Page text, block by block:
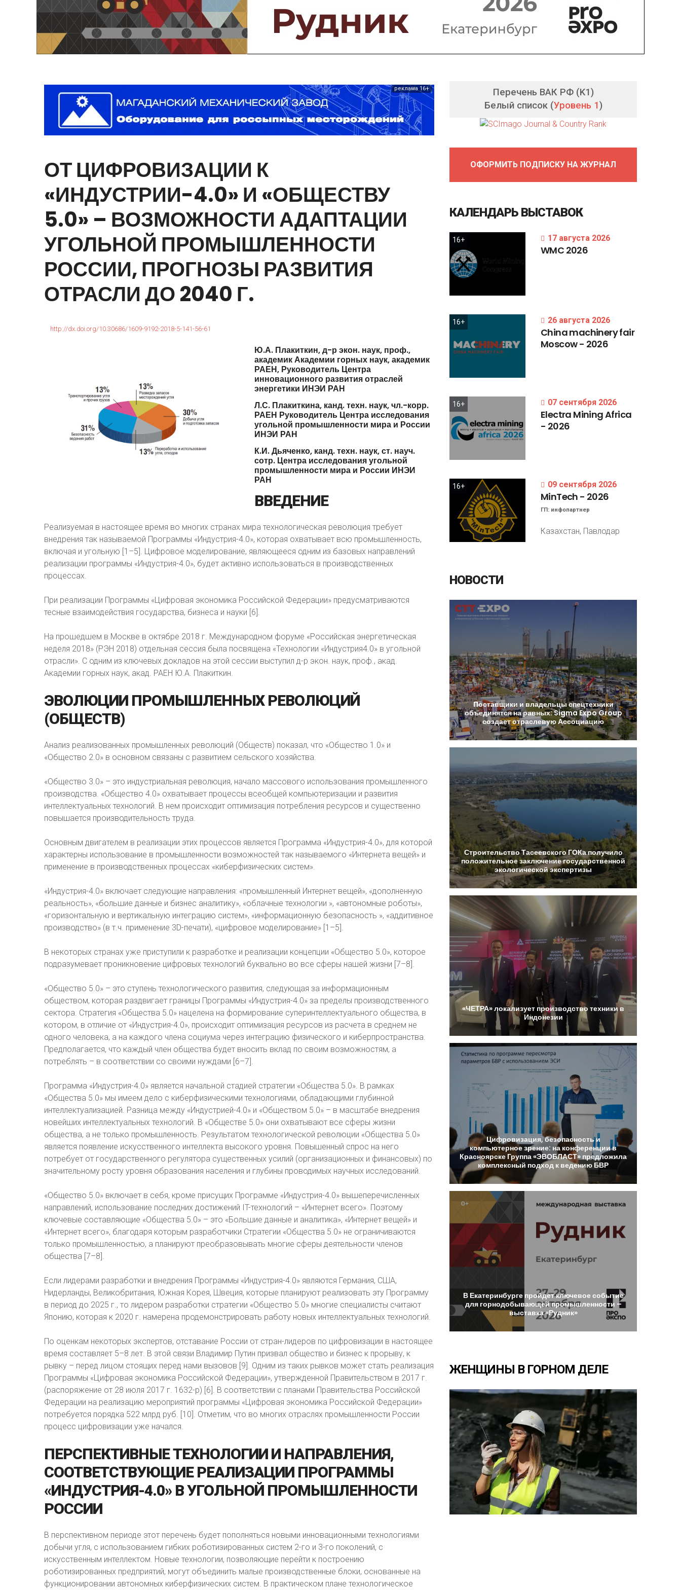
Интервью
Выставки, Конференции
Женщины в горном деле
реклама 16+
ОТЦИФРОВИЗАЦИИ К
«ИНДУСТРИИ-4.0»И «ОБЩЕСТВУ
5.0» – ВОЗМОЖНОСТИ АДАПТАЦИИ
УГОЛЬНОЙ ПРОМЫШЛЕННОСТИ
РОССИИ,ПРОГНОЗЫ РАЗВИТИЯ
ОТРАСЛИДО2040 Г.
http://dx.doi.org/10.30686/1609-9192-2018-5-141-56-61
Ю.А. Плакиткин,д-р экон. наук, проф.,
академикАкадемии горных наук,академик
РАЕН, Руководитель Центра
инновационного развитияотраслей
энергетики ИНЭИ РАН
Л.С. Плакиткина, канд.техн. наук,чл.-корр.
РАЕН Руководитель Центра исследования
угольной промышленности мира и России
ИНЭИ РАН
К.И.Дьяченко, канд.техн. наук,ст. науч.
сотр. Центра исследованияугольной
промышленности мира и России ИНЭИ
РАН
ВВЕДЕНИЕ
Реализуемая в настоящее время во многих странах мира технологическая революция требует
внедрения так называемой Программы «Индустрия-4.0», которая охватывает всю промышленность,
включая и угольную [1–5]. Цифровое моделирование, являющееся одним из базовых направлений
реализации программы «Индустрия-4.0», будет активно использоваться в производственных
процессах.
При реализации Программы «Цифровая экономика Российской Федерации» предусматриваются
тесные взаимодействия государства, бизнеса и науки [6].
На прошедшем в Москве в октябре 2018 г. Международном форуме «Российская энергетическая
неделя 2018» (РЭН 2018) отдельная сессия была посвящена «Технологии «Индустрия4.0» в угольной
отрасли». С одним из ключевых докладов на этой сессии выступил д-р экон. наук, проф., акад.
Академии горных наук, акад. РАЕН Ю.А. Плакиткин.
ЭВОЛЮЦИИ ПРОМЫШЛЕННЫХ РЕВОЛЮЦИЙ
(ОБЩЕСТВ)
Анализ реализованных промышленных революций (Обществ) показал, что «Общество 1.0» и
«Общество 2.0» в основном связаны с развитием сельского хозяйства.
«Общество 3.0» – это индустриальная революция, начало массового использования промышленного
производства. «Общество 4.0» охватывает процессы всеобщей компьютеризации и развития
интеллектуальных технологий. В нем происходит оптимизация потребления ресурсов и существенно
повышается производительность труда.
Основным двигателем в реализации этих процессов является Программа «Индустрия-4.0», для которой
характерны использование в промышленности возможностей так называемого «Интернета вещей» и
применение в производственных процессах «киберфизических систем».
«Индустрия-4.0» включает следующие направления: «промышленный Интернет вещей», «дополненную
реальность», «большие данные и бизнес аналитику», «облачные технологии », «автономные роботы»,
«горизонтальную и вертикальную интеграцию систем», «информационную безопасность », «аддитивное
производство» (в т.ч. применение 3D-печати), «цифровое моделирование» [1–5].
В некоторых странах уже приступили к разработке и реализации концепции «Общество 5.0», которое
подразумевает проникновение цифровых технологий буквально во все сферы нашей жизни [7–8].
«Общество 5.0» – это ступень технологического развития, следующая за информационным
обществом, которая раздвигает границы Программы «Индустрия-4.0» за пределы производственного
сектора. Стратегия «Общества 5.0» нацелена на формирование суперинтеллектуального общества, в
котором, в отличие от «Индустрия-4.0», происходит оптимизация ресурсов из расчета в среднем не
одного человека, а на каждого члена социума через интеграцию физического и киберпространства.
Предполагается, что каждый член общества будет вносить вклад по своим возможностям, а
потреблять – в соответствии со своими нуждами [6–7].
Программа «Индустрия-4.0» является начальной стадией стратегии «Общества 5.0». В рамках
«Общества 5.0» мы имеем дело с киберфизическими технологиями, обладающими глубинной
интеллектуализацией. Разница между «Индустрией-4.0» и «Обществом 5.0» – в масштабе внедрения
новейших интеллектуальных технологий. В «Обществе 5.0» они охватывают все сферы жизни
общества, а не только промышленность. Результатом технологической революции «Общества 5.0»
является появление искусственного интеллекта высокого уровня. Повышенный спрос на него
потребует от государственного регулятора существенных усилий (организационных и финансовых) по
значительному росту уровня образования населения и глубины проводимых научных исследований.
«Общество 5.0» включает в себя, кроме присущих Программе «Индустрия-4.0» вышеперечисленных
направлений, использование последних достижений IT-технологий – «Интернет всего». Поэтому
ключевые составляющие «Общества 5.0» – это «Большие данные и аналитика», «Интернет вещей» и
«Интернет всего», благодаря которым разработчики Стратегии «Общества 5.0» не ограничиваются
только промышленностью, а планируют преобразовывать многие сферы деятельности членов
общества [7–8].
Если лидерами разработки и внедрения Программы «Индустрия-4.0» являются Германия, США,
Нидерланды, Великобритания, Южная Корея, Швеция, которые планируют реализовать эту Программу
в период до 2025 г., то лидером разработки стратегии «Общество 5.0» многие специалисты считают
Японию, которая к 2020 г. намерена продемонстрировать работу новых интеллектуальных технологий.
По оценкам некоторых экспертов, отставание России от стран-лидеров по цифровизации в настоящее
время составляет 5–8 лет. В этой связи Владимир Путин призвал общество и бизнес к прорыву, к
рывку – перед лицом стоящих перед нами вызовов [9]. Одним из таких рывков может стать реализация
Программы «Цифровая экономика Российской Федерации», утвержденной Правительством в 2017 г.
(распоряжение от 28 июля 2017 г. 1632-р) [6]. В соответствии с планами Правительства Российской
Федерации на реализацию мероприятий программы «Цифровая экономика Российской Федерации»
потребуется порядка 522 млрд руб. [10]. Отметим, что во многих отраслях промышленности России
процесс цифровизации уже начался.
ПЕРСПЕКТИВНЫЕТЕХНОЛОГИИ И НАПРАВЛЕНИЯ,
СООТВЕТСТВУЮЩИЕ РЕАЛИЗАЦИИ ПРОГРАММЫ
«ИНДУСТРИЯ-4.0» ВУГОЛЬНОЙ ПРОМЫШЛЕННОСТИ
РОССИИ
В перспективном периоде этот перечень будет пополняться новыми инновационными технологиями
добычи угля, с использованием гибких роботизированных систем 2-го и 3-го поколений, с
искусственным интеллектом. Новые технологии, позволяющие перейти к построению
роботизированных предприятий, могут объединить малые производственные блоки, основанные на
функционировании автономных киберфизических систем. В практическом плане технологическое
Перечень ВАК РФ (K1)
Белый список (Уровень 1)
ОФОРМИТЬ ПОДПИСКУ НА ЖУРНАЛ
КАЛЕНДАРЬ ВЫСТАВОК
16+ 17 августа 2026
WMC 2026
16+ 26 августа 2026
Chinamachineryfair
Moscow- 2026
16+ 07 сентября 2026
Electra MiningAfrica
- 2026
16+ 09 сентября 2026
MinTech - 2026
ГП: инфопартнер
Казахстан, Павлодар
НОВОСТИ
Поставщики и владельцыспецтехники
объединятсянаравных:SigmaExpoGroup
создаетотраслевуюАссоциацию
СтроительствоТасеевскогоГОКаполучило
положительноезаключениегосударственной
экологическойэкспертизы
«ЧЕТРА»локализует производство техникив
Индонезии
Цифровизация,безопасностьи
компьютерноезрение: на конференциив
Красноярске Группа«ЭВОБЛАСТ» предложила
комплексный подход к ведению БВР
В Екатеринбурге пройдетключевоесобытие
для горнодобывающейпромышленности –
выставка«Рудник»
ЖЕНЩИНЫ В ГОРНОМ ДЕЛЕ